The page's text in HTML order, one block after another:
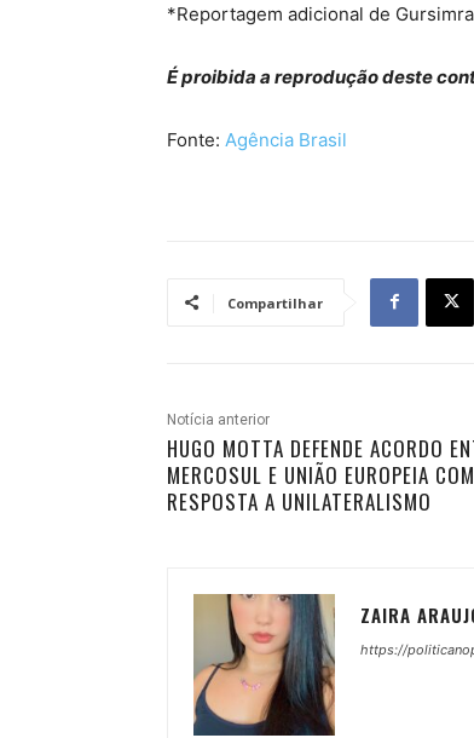
*Reportagem adicional de
É proibida a reprodução deste
Fonte: Agência Brasil
Compartilhar
Notícia anterior
HUGO MOTTA DEFENDE ACORDO
MERCOSUL E UNIÃO EUROPEIA
RESPOSTA A UNILATERALISMO
ZAIRA
https://